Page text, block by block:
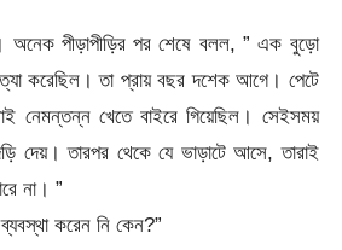
অনেক পীড়াপীড়ির পর শেষে বলল, ” এক বুড়ো
করেছিল। তা প্রায় বছর দশেক আগে। পেটে
নেমন্তন্ন খেতে বাইরে গিয়েছিল। সেইসময়
দেয়। তারপর থেকে যে ভাড়াটে আসে, তারাই
না। ”
করেন নি কেন?”